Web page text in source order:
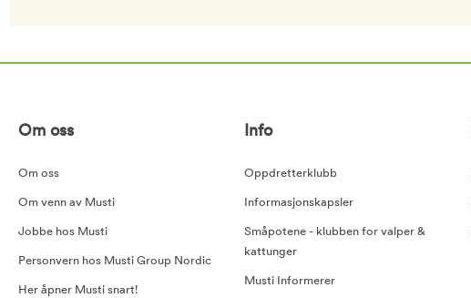
Om oss
Om oss
Om venn av Musti
Jobbe hos Musti
Personvern hos Musti Group Nordic
Her åpner Musti snart!
Info
Oppdretterklubb
Informasjonskapsler
Småpotene - klubben for valper &
kattunger
Musti Informerer